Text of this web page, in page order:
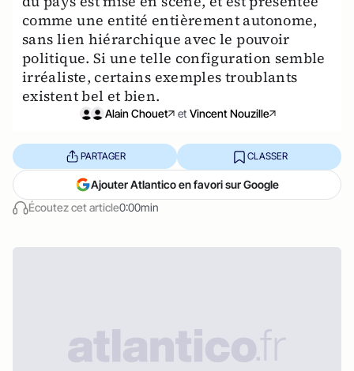
comme une entité entièrement autonome,
sans lien hiérarchique avec le pouvoir
politique. Si une telle configuration semble
irréaliste, certains exemples troublants
existent bel et bien.
Alain Chouet et Vincent Nouzille
Écoutez cet article0:00min
PARTAGER CLASSER
Ajouter Atlantico en favori sur Google